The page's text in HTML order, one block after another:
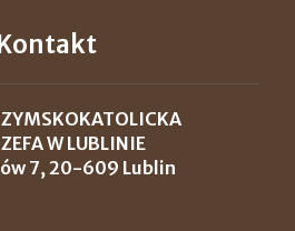
W LUBLINIE
7, 20-609 Lublin